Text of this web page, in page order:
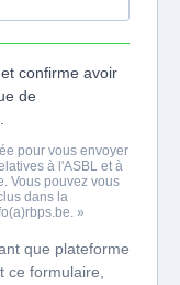
confirme avoir
de
pour vous envoyer
à l'ASBL et à
Vous pouvez vous
dans la
»
que plateforme
ce formulaire,